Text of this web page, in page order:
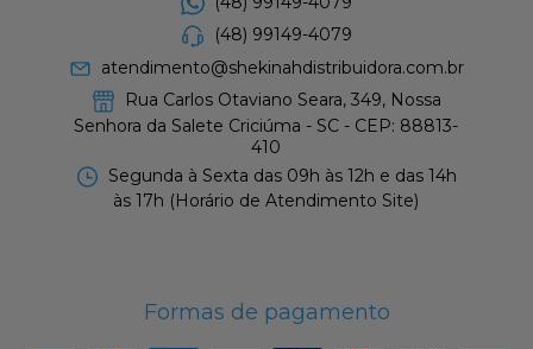
(48) 99149-4079
atendimento@shekinahdistribuidora.com.br
Rua Carlos Otaviano Seara, 349, Nossa
Senhora da Salete Criciúma - SC - CEP: 88813-
410
Segunda à Sexta das 09h às 12h e das 14h
às 17h (Horário de Atendimento Site)
Formas de pagamento